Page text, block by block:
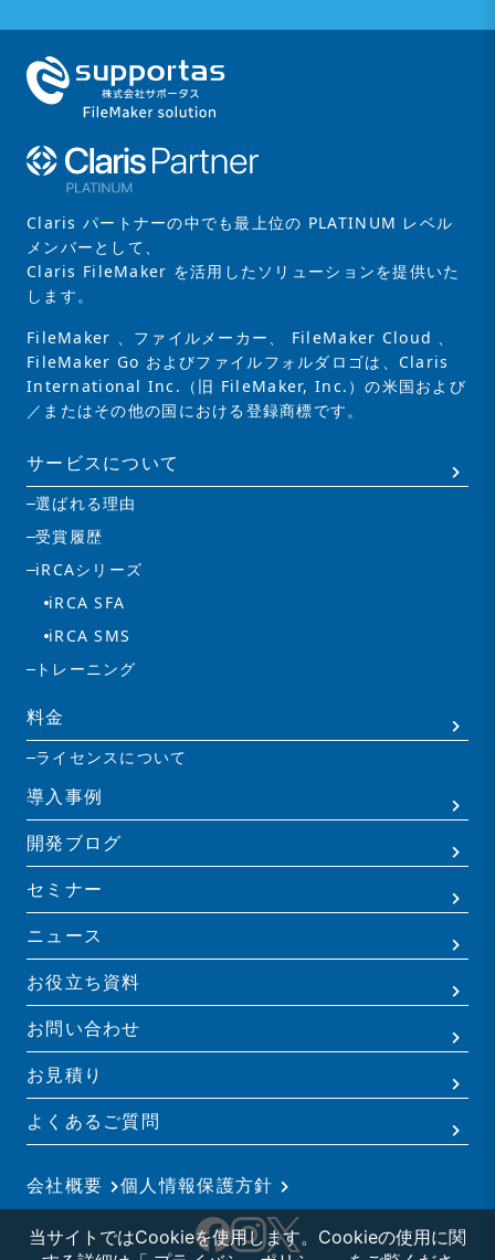
Claris パートナーの中でも最上位の PLATINUM レベル
メンバーとして、
Claris FileMaker を活用したソリューションを提供いた
します。
FileMaker 、ファイルメーカー、 FileMaker Cloud 、
FileMaker Go およびファイルフォルダロゴは、Claris
International Inc.（旧 FileMaker, Inc.）の米国および
／またはその他の国における登録商標です。
サービスについて
選ばれる理由
受賞履歴
iRCAシリーズ
iRCA SFA
iRCA SMS
トレーニング
料金
ライセンスについて
導入事例
開発ブログ
セミナー
ニュース
お役立ち資料
お問い合わせ
お見積り
よくあるご質問
会社概要 個人情報保護方針
当サイトではCookieを使用します。Cookieの使用に関